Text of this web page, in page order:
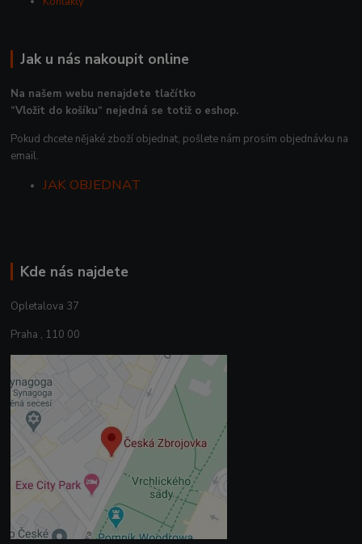
Jak u nás nakoupit online
Na našem webu nenajdete tlačítko
“Vložit do košíku“ nejedná se totiž o eshop.
Pokud chcete nějaké zboží objednat, pošlete nám prosím objednávku na
email.
JAK OBJEDNAT
Kde nás najdete
Opletalova 37
Praha , 110 00